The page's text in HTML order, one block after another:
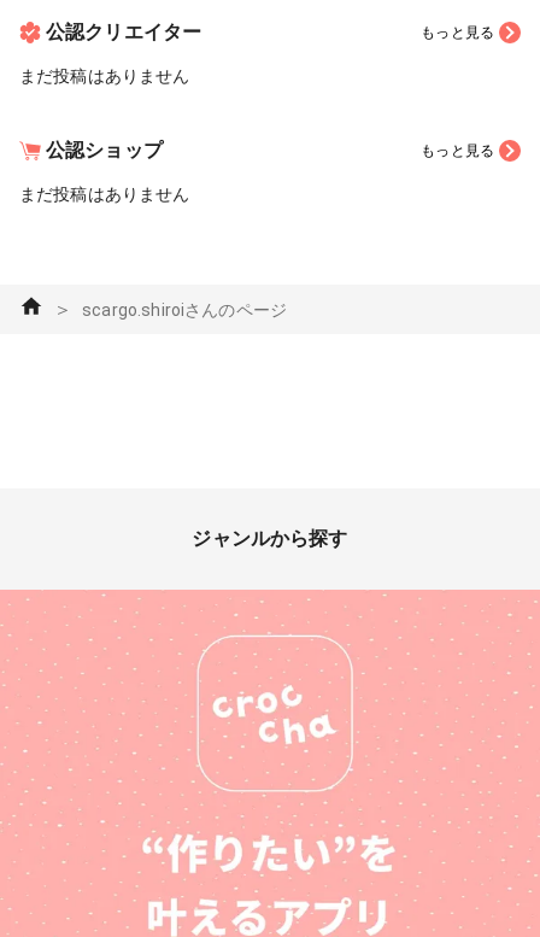
公認クリエイター もっと見る
まだ投稿はありません
公認ショップ もっと見る
まだ投稿はありません
＞ scargo.shiroiさんのページ
ジャンルから探す